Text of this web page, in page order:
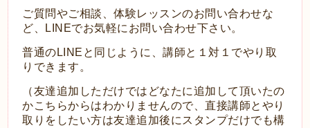
ご質問やご相談、体験レッスンのお問い合わせな
ど、LINEでお気軽にお問い合わせ下さい。
普通のLINEと同じように、講師と１対１でやり取
りできます。
（友達追加しただけではどなたに追加して頂いたの
かこちらからはわかりませんので、直接講師とやり
取りをしたい方は友達追加後にスタンプだけでも構